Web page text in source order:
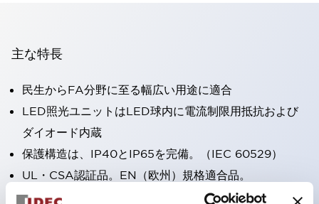
主な特長
民生からFA分野に至る幅広い用途に適合
LED照光ユニットはLED球内に電流制限用抵抗および
ダイオード内蔵
保護構造は、IP40とIP65を完備。（IEC 60529）
UL・CSA認証品。EN（欧州）規格適合品。
CCC認証品（表示灯は除く）。